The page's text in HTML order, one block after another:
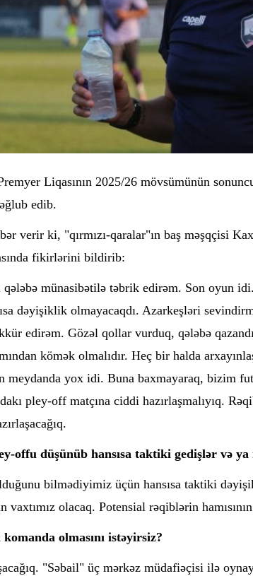
Liqasının 2025/26 mövsümünün
edib.
verir ki, "qırmızı-qaralar"ın baş məşqçisi
fikirlərini bildirib:
qələbə münasibətilə təbrik edirəm. Son oyun
dəyişiklik olmayacaqdı. Azarkeşləri
edirəm. Gözəl qollar vurduq, qələbə
kömək olmalıdır. Heç bir halda
meydanda yox idi. Buna baxmayaraq, bizim
pley-off matçına ciddi hazırlaşmalıyıq.
offu düşünüb hansısa taktiki gedişlər və
bilmədiyimiz üçün hansısa taktiki
vaxtımız olacaq. Potensial rəqiblərin
olmasını istəyirsiz?
"Səbail" üç mərkəz müdafiəçisi ilə